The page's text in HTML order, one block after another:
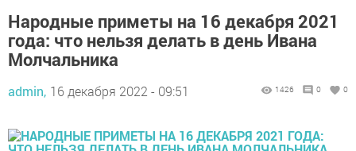
Народные приметы на 16 декабря 2021
года: что нельзя делать в день Ивана
Молчальника
admin, 16 декабря 2022 - 09:51 1426 0 0